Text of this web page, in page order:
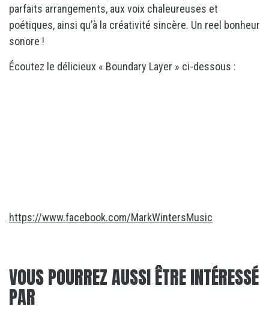
parfaits arrangements, aux voix chaleureuses et
poétiques, ainsi qu’à la créativité sincère. Un reel bonheur
sonore !
Écoutez le délicieux « Boundary Layer » ci-dessous :
https://www.facebook.com/MarkWintersMusic
VOUS POURREZ AUSSI ÊTRE INTÉRESSÉ
PAR